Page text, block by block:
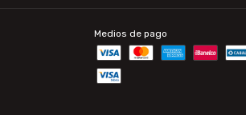
Medios de pago